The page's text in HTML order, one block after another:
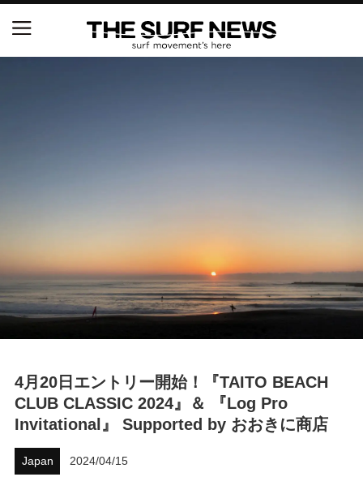
4月20日エントリー開始！『TAITO BEACH
CLUB CLASSIC 2024』＆ 『Log Pro
Invitational』 Supported by おおきに商店
Japan 2024/04/15
NSAと茅ヶ崎市が包括連携協定を締結 自治体との
製品情報
特集
ハウツー
ホリデースタイル
ウェストジャパン